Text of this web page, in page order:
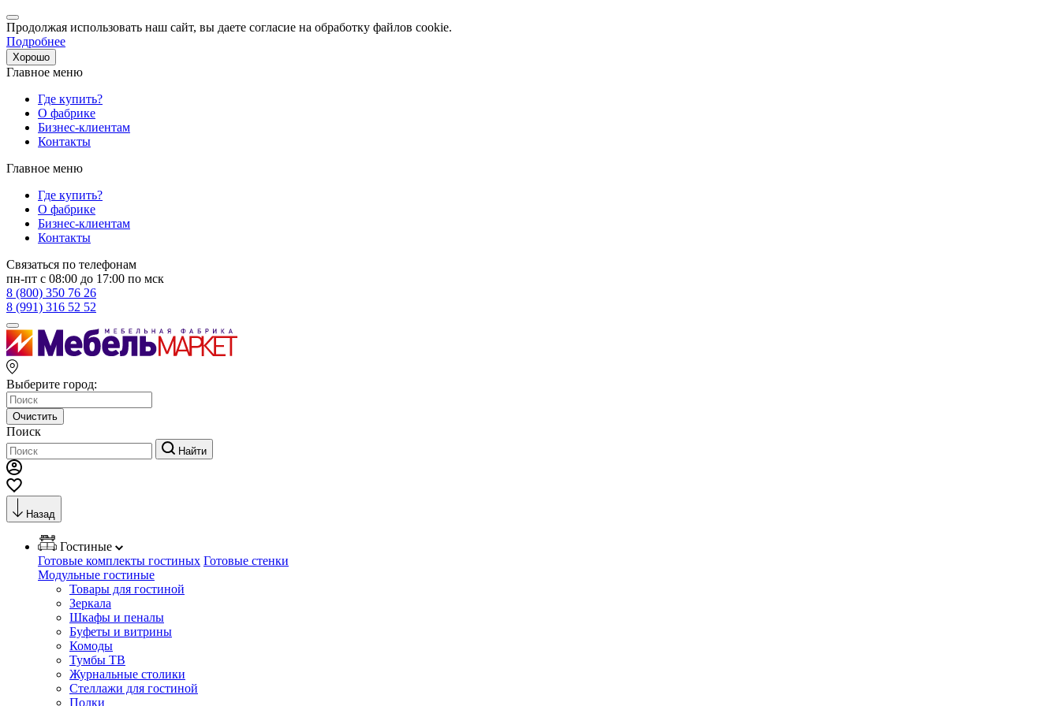
Продолжая использовать наш сайт, вы даете согласие на обработку файлов cookie.
Подробнее
Хорошо
Главное меню
Где купить?
О фабрике
Бизнес-клиентам
Контакты
Главное меню
Где купить?
О фабрике
Бизнес-клиентам
Контакты
Связаться по телефонам
пн-пт с 08:00 до 17:00 по мск
8 (800) 350 76 26
8 (991) 316 52 52
Выберите город:
Очистить
Поиск
Найти
Назад
Гостиные
Готовые комплекты гостиных Готовые стенки
Модульные гостиные
Товары для гостиной
Зеркала
Шкафы и пеналы
Буфеты и витрины
Комоды
Тумбы ТВ
Журнальные столики
Стеллажи для гостиной
Полки